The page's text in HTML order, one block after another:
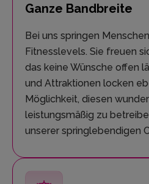
Ganze Bandbreite
Bei uns springen
Fitnesslevels. Sie freuen
das keine Wünsche offen
und Attraktionen locken
Möglichkeit, diesen
leistungsmäßig zu
unserer springlebendigen